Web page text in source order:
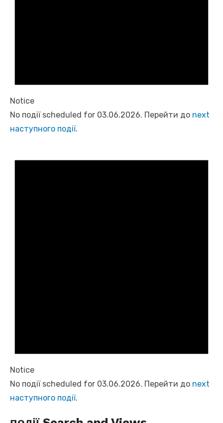
Notice
No події scheduled for 03.06.2026. Перейти до next
наступного події.
Notice
No події scheduled for 03.06.2026. Перейти до next
наступного події.